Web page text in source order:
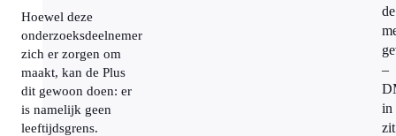
Hoewel deze
onderzoeksdeelnemer
zich er zorgen om
maakt, kan de Plus
dit gewoon doen: er
is namelijk geen
leeftijdsgrens.
de
–
in